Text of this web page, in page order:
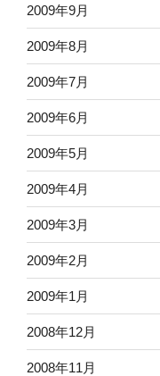
2009年9月
2009年8月
2009年7月
2009年6月
2009年5月
2009年4月
2009年3月
2009年2月
2009年1月
2008年12月
2008年11月